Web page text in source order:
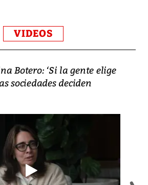
VIDEOS
Botero: ‘Si la gente elige
sociedades deciden